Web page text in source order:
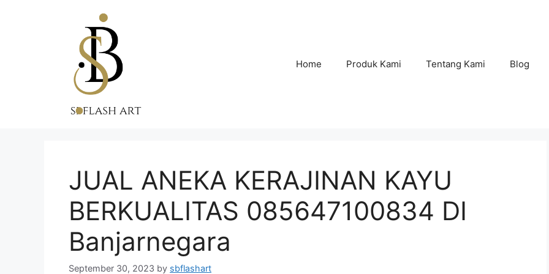
Home Produk Kami Tentang Kami Blog
JUAL ANEKA KERAJINAN KAYU
BERKUALITAS 085647100834 DI
Banjarnegara
September 30, 2023 by sbflashart